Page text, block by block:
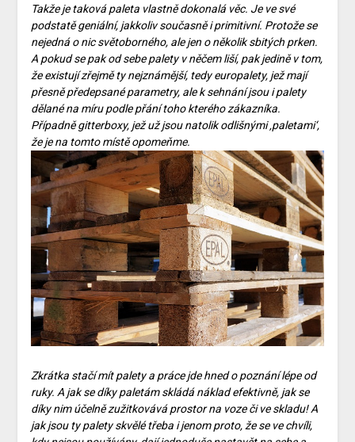
Takže je taková paleta vlastně dokonalá věc. Je ve své
podstatě geniální, jakkoliv současně i primitivní. Protože se
nejedná o nic světoborného, ale jen o několik sbitých prken.
A pokud se pak od sebe palety v něčem liší, pak jedině v tom,
že existují zřejmě ty nejznámější, tedy europalety, jež mají
přesně předepsané parametry, ale k sehnání jsou i palety
dělané na míru podle přání toho kterého zákazníka.
Případně gitterboxy, jež už jsou natolik odlišnými ‚paletami‘,
že je na tomto místě opomeňme.
Zkrátka stačí mít palety a práce jde hned o poznání lépe od
ruky. A jak se díky paletám skládá náklad efektivně, jak se
díky nim účelně zužitkovává prostor na voze či ve skladu! A
jak jsou ty palety skvělé třeba i jenom proto, že se ve chvíli,